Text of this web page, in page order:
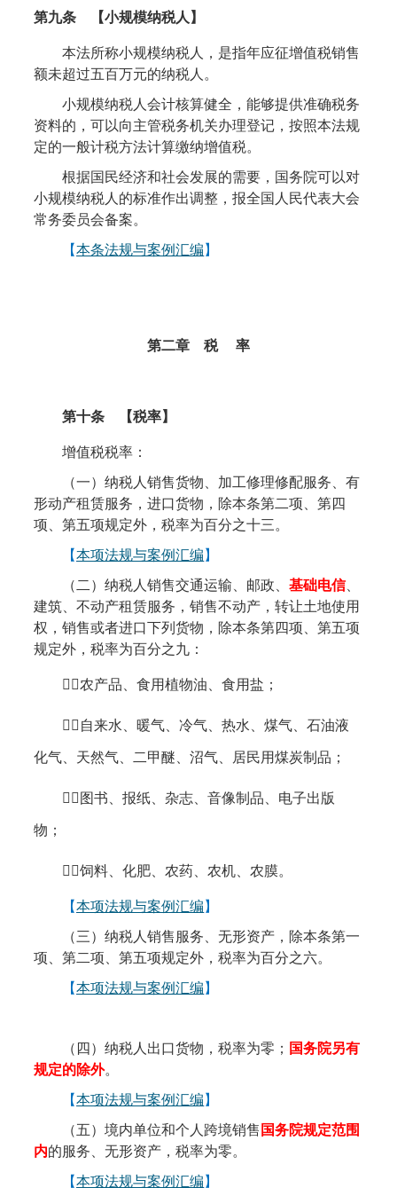
第九条 【小规模纳税人】
本法所称小规模纳税人，是指年应征增值税销售
额未超过五百万元的纳税人。
小规模纳税人会计核算健全，能够提供准确税务
资料的，可以向主管税务机关办理登记，按照本法规
定的一般计税方法计算缴纳增值税。
根据国民经济和社会发展的需要，国务院可以对
小规模纳税人的标准作出调整，报全国人民代表大会
常务委员会备案。
【本条法规与案例汇编 】
第二章 税率
第十条 【税率】
增值税税率：
（一）纳税人销售货物、加工修理修配服务、有
形动产租赁服务，进口货物，除本条第二项、第四
项、第五项规定外，税率为百分之十三。
【本项法规与案例汇编 】
（二）纳税人销售交通运输、邮政、基础电信、
建筑、不动产租赁服务，销售不动产，转让土地使用
权，销售或者进口下列货物，除本条第四项、第五项
规定外，税率为百分之九：
１ 农产品 、食用植物油、食用盐；
２ 自来水、暖气、冷气、热水、煤气、石油液
化气、天然气、二甲醚、沼气、居民用煤炭制品；
３ 图书、报纸、杂志、音像制品、电子出版
物；
４ 饲料、化肥、农药、农机、农膜。
【本项法规与案例汇编 】
（三）纳税人销售服务、无形资产，除本条第一
项、第二项、第五项规定外，税率为百分之六。
【本项法规与案例汇编 】
（四）纳税人出口货物，税率为零； 国务院另有
规定的除外。
【本项法规与案例汇编 】
（五）境内单位和个人跨境销售 国务院规定范围
内的服务、无形资产，税率为零。
【本项法规与案例汇编 】